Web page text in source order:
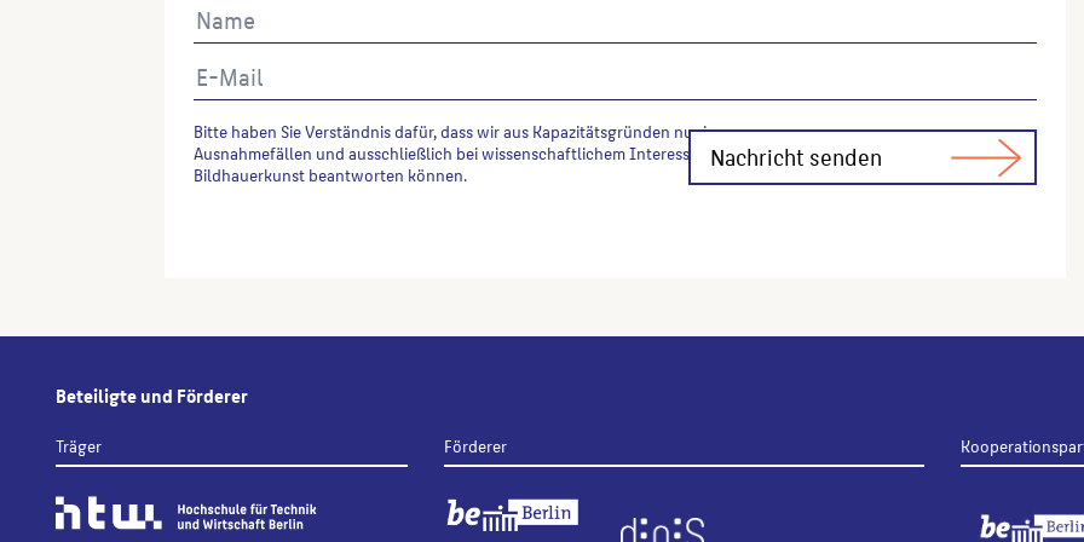
Bitte haben Sie Verständnis dafür, dass wir aus Kapazitätsgründen nur in
Ausnahmefällen und ausschließlich bei wissenschaftlichem Interesse Fachfragen zur
Bildhauerkunst beantworten können.
Beteiligte und Förderer
Träger Förderer